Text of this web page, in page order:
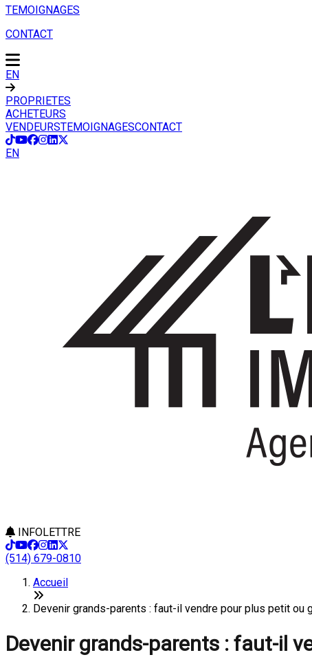
TEMOIGNAGES
CONTACT
EN
PROPRIETES
ACHETEURS
VENDEURSTEMOIGNAGESCONTACT
EN
INFOLETTRE
(514) 679-0810
Accueil
Devenir grands-parents : faut-il vendre pour plus petit
Devenir grands-parents : faut-il